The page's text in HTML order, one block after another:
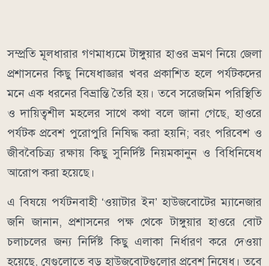
​সম্প্রতি মূলধারার গণমাধ্যমে টাঙ্গুয়ার হাওর ভ্রমণ নিয়ে জেলা
প্রশাসনের কিছু নিষেধাজ্ঞার খবর প্রকাশিত হলে পর্যটকদের
মনে এক ধরনের বিভ্রান্তি তৈরি হয়। তবে সরেজমিন পরিস্থিতি
ও দায়িত্বশীল মহলের সাথে কথা বলে জানা গেছে, হাওরে
পর্যটক প্রবেশ পুরোপুরি নিষিদ্ধ করা হয়নি; বরং পরিবেশ ও
জীববৈচিত্র্য রক্ষায় কিছু সুনির্দিষ্ট নিয়মকানুন ও বিধিনিষেধ
আরোপ করা হয়েছে।
​এ বিষয়ে পর্যটনবাহী ‘ওয়াটার ইন’ হাউজবোটের ম্যানেজার
জনি জানান, প্রশাসনের পক্ষ থেকে টাঙ্গুয়ার হাওরে বোট
চলাচলের জন্য নির্দিষ্ট কিছু এলাকা নির্ধারণ করে দেওয়া
হয়েছে, যেগুলোতে বড় হাউজবোটগুলোর প্রবেশ নিষেধ। তবে